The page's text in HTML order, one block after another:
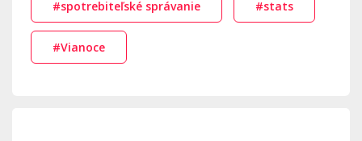
#spotrebiteľské správanie #stats
#Vianoce